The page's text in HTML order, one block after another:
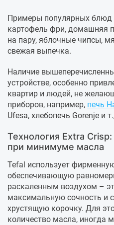
Примеры популярных блюд
картофель фри, домашняя
на пару, яблочные чипсы,
свежая выпечка.
Наличие
устройстве, особенно
квартир и людей, не
приборов, например, печь
Ufesa, хлебопечь Gorenje и
Технология Extra
при минимуме масла
Tefal использует
обеспечивающую
раскаленным воздухом –
максимальную сочность и
хрустящую корочку. Для
количество масла, иногда